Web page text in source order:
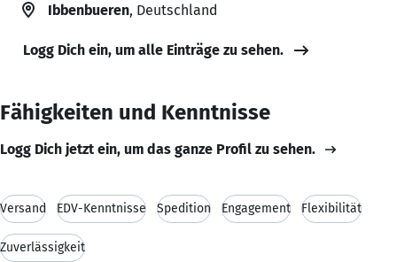
Ibbenbueren, Deutschland
Logg Dich ein, um alle Einträge zu sehen.
Fähigkeiten und Kenntnisse
Logg Dich jetzt ein, um das ganze Profil zu sehen.
Versand EDV-Kenntnisse Spedition Engagement Flexibilität
Zuverlässigkeit